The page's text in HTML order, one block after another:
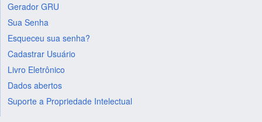
Gerador GRU
Sua Senha
Esqueceu sua senha?
Cadastrar Usuário
Livro Eletrônico
Dados abertos
Suporte a Propriedade Intelectual